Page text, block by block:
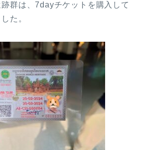
群は、7dayチケットを購入して
た。